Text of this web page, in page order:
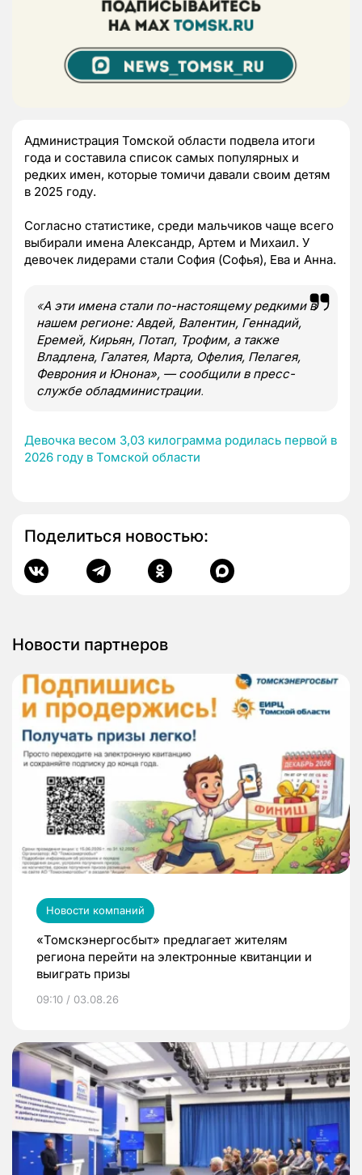
Администрация Томской области подвела итоги
года и составила список самых популярных и
редких имен, которые томичи давали своим детям
в 2025 году.
Согласно статистике, среди мальчиков чаще всего
выбирали имена Александр, Артем и Михаил. У
девочек лидерами стали София (Софья), Ева и Анна.
«А эти имена стали по-настоящему редкими в
нашем регионе: Авдей, Валентин, Геннадий,
Еремей, Кирьян, Потап, Трофим, а также
Владлена, Галатея, Марта, Офелия, Пелагея,
Феврония и Юнона», — сообщили в пресс-
службе обладминистрации.
Девочка весом 3,03 килограмма родилась первой в
2026 году в Томской области
Поделиться новостью:
Новости партнеров
Новости компаний
«Томскэнергосбыт» предлагает жителям
региона перейти на электронные квитанции и
выиграть призы
09:10 / 03.08.26